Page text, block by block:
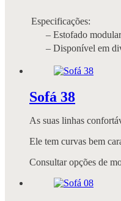
Especificações:
– Estofado
– Disponível em
Sofá 38
As suas linhas
Ele tem curvas bem
Consultar opções de